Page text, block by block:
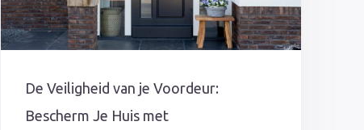
met
Voordeurenonline.nl
De Veiligheid van je Voordeur:
Bescherm Je Huis met